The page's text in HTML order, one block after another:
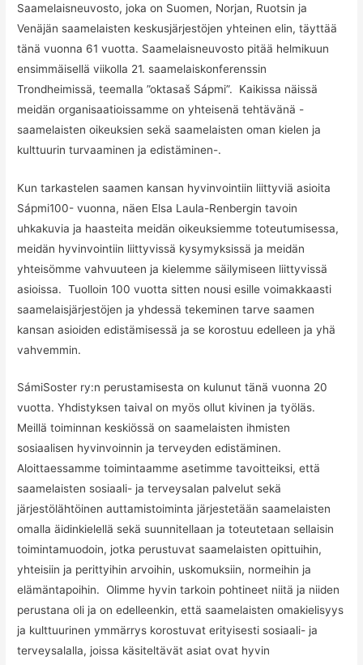
Saamelaisneuvosto, joka on Suomen, Norjan, Ruotsin ja
Venäjän saamelaisten keskusjärjestöjen yhteinen elin, täyttää
tänä vuonna 61 vuotta. Saamelaisneuvosto pitää helmikuun
ensimmäisellä viikolla 21. saamelaiskonferenssin
Trondheimissä, teemalla ”oktasaš Sápmi”. Kaikissa näissä
meidän organisaatioissamme on yhteisenä tehtävänä -
saamelaisten oikeuksien sekä saamelaisten oman kielen ja
kulttuurin turvaaminen ja edistäminen-.
Kun tarkastelen saamen kansan hyvinvointiin liittyviä asioita
Sápmi100- vuonna, näen Elsa Laula-Renbergin tavoin
uhkakuvia ja haasteita meidän oikeuksiemme toteutumisessa,
meidän hyvinvointiin liittyvissä kysymyksissä ja meidän
yhteisömme vahvuuteen ja kielemme säilymiseen liittyvissä
asioissa. Tuolloin 100 vuotta sitten nousi esille voimakkaasti
saamelaisjärjestöjen ja yhdessä tekeminen tarve saamen
kansan asioiden edistämisessä ja se korostuu edelleen ja yhä
vahvemmin.
SámiSoster ry:n perustamisesta on kulunut tänä vuonna 20
vuotta. Yhdistyksen taival on myös ollut kivinen ja työläs.
Meillä toiminnan keskiössä on saamelaisten ihmisten
sosiaalisen hyvinvoinnin ja terveyden edistäminen.
Aloittaessamme toimintaamme asetimme tavoitteiksi, että
saamelaisten sosiaali- ja terveysalan palvelut sekä
järjestölähtöinen auttamistoiminta järjestetään saamelaisten
omalla äidinkielellä sekä suunnitellaan ja toteutetaan sellaisin
toimintamuodoin, jotka perustuvat saamelaisten opittuihin,
yhteisiin ja perittyihin arvoihin, uskomuksiin, normeihin ja
elämäntapoihin. Olimme hyvin tarkoin pohtineet niitä ja niiden
perustana oli ja on edelleenkin, että saamelaisten omakielisyys
ja kulttuurinen ymmärrys korostuvat erityisesti sosiaali- ja
terveysalalla, joissa käsiteltävät asiat ovat hyvin